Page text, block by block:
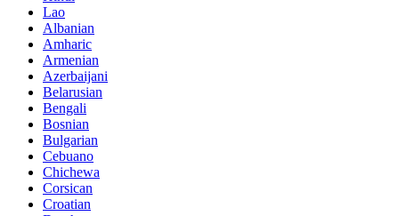
Lao
Albanian
Amharic
Armenian
Azerbaijani
Belarusian
Bengali
Bosnian
Bulgarian
Cebuano
Chichewa
Corsican
Croatian